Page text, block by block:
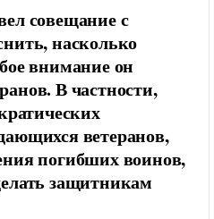
совещание с
насколько
внимание он
В частности,
ветеранов,
погибших воинов,
защитникам